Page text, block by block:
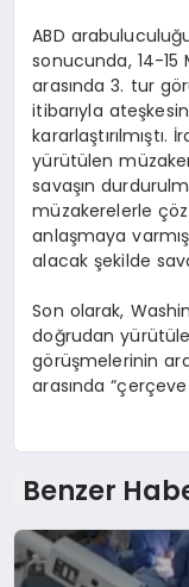
ABD
sonucunda, 14-15
arasında 3. tur
itibarıyla
kararlaştırılmıştı.
yürütülen
savaşın
müzakerelerle
anlaşmaya
alacak şekilde
Son olarak,
doğrudan
görüşmelerinin
arasında
Benzer